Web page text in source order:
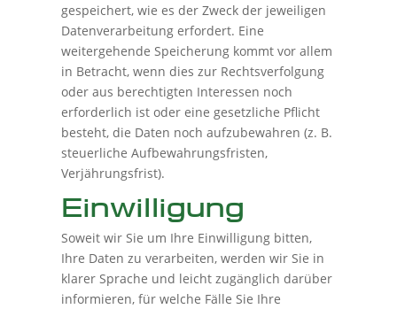
gespeichert, wie es der Zweck der jeweiligen
Datenverarbeitung erfordert. Eine
weitergehende Speicherung kommt vor allem
in Betracht, wenn dies zur Rechtsverfolgung
oder aus berechtigten Interessen noch
erforderlich ist oder eine gesetzliche Pflicht
besteht, die Daten noch aufzubewahren (z. B.
steuerliche Aufbewahrungsfristen,
Verjährungsfrist).
Einwilligung
Soweit wir Sie um Ihre Einwilligung bitten,
Ihre Daten zu verarbeiten, werden wir Sie in
klarer Sprache und leicht zugänglich darüber
informieren, für welche Fälle Sie Ihre